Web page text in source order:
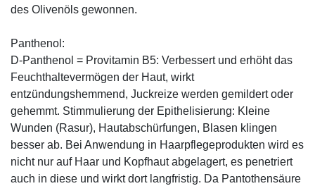
des Olivenöls gewonnen.
Panthenol:
D-Panthenol = Provitamin B5: Verbessert und erhöht das
Feuchthaltevermögen der Haut, wirkt
entzündungshemmend, Juckreize werden gemildert oder
gehemmt. Stimmulierung der Epithelisierung: Kleine
Wunden (Rasur), Hautabschürfungen, Blasen klingen
besser ab. Bei Anwendung in Haarpflegeprodukten wird es
nicht nur auf Haar und Kopfhaut abgelagert, es penetriert
auch in diese und wirkt dort langfristig. Da Pantothensäure